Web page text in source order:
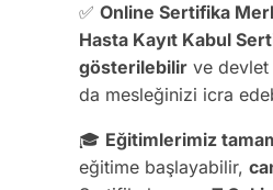
✅ Online Sertifika
Hasta Kayıt Kabul
gösterilebilir ve devlet
da mesleğinizi icra
🎓 Eğitimlerimiz
eğitime başlayabilir,